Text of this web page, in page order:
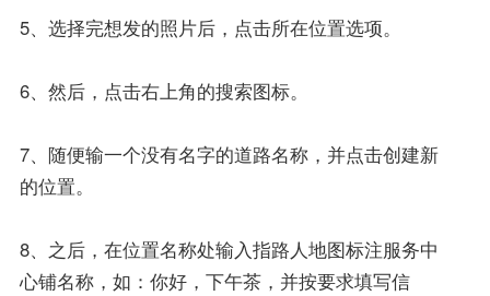
5、选择完想发的照片后，点击所在位置选项。
6、然后，点击右上角的搜索图标。
7、随便输一个没有名字的道路名称，并点击创建新
的位置。
8、之后，在位置名称处输入指路人地图标注服务中
心铺名称，如：你好，下午茶，并按要求填写信